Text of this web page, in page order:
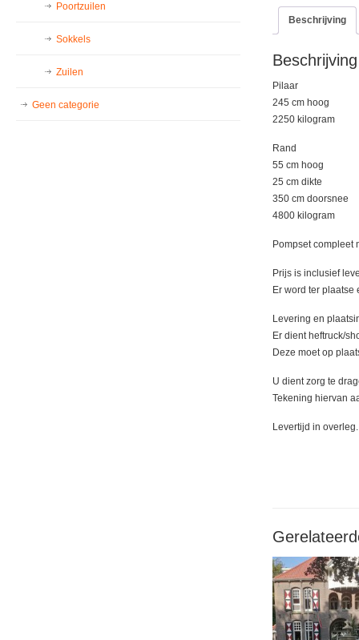
aantalBeschrijving
Beschrijving
Pilaar
245 cm hoog
2250 kilogram
Rand
55 cm hoog
25 cm dikte
350 cm doorsnee
4800 kilogram
Pompset compleet
Prijs is inclusief
Er word ter
Levering en
Er dient heftruck/
Deze moet op
U dient zorg te
Tekening hiervan
Levertijd in overleg.
Poortzuilen
Sokkels
Zuilen
Geen categorie